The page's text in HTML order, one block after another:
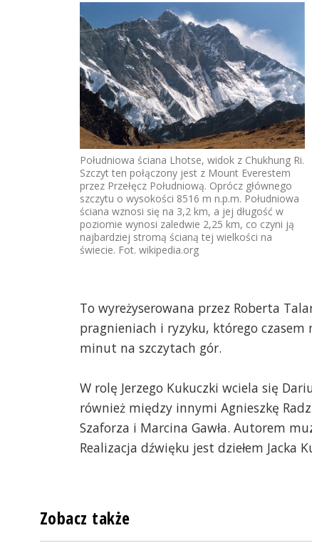
Południowa ściana Lhotse, widok z Chukhung Ri.
Szczyt ten połączony jest z Mount Everestem
przez Przełęcz Południową. Oprócz głównego
szczytu o wysokości 8516 m n.p.m. Południowa
ściana wznosi się na 3,2 km, a jej długość w
poziomie wynosi zaledwie 2,25 km, co czyni ją
najbardziej stromą ścianą tej wielkości na
świecie. Fot. wikipedia.org
To wyreżyserowana przez Roberta
pragnieniach i ryzyku, którego
minut na szczytach gór.
W rolę Jerzego Kukuczki wciela się
również między innymi Agnieszkę
Szaforza i Marcina Gawła. Autorem
Realizacja dźwięku jest dziełem Jacka
Zobacz także